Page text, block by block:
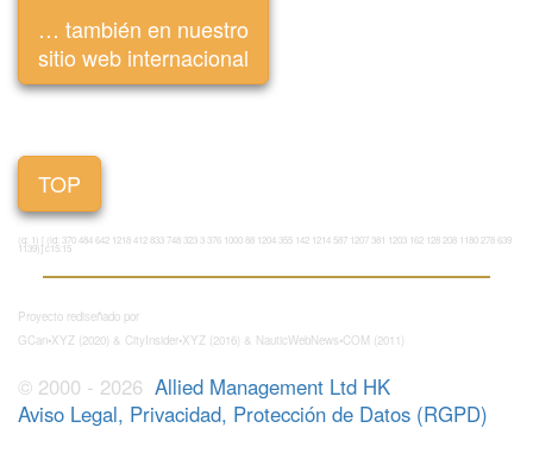
… también en nuestro
sitio web internacional
TOP
(q: 1) [ (id: 370 484 642 1218 412 833 748 323 3 376 1000 88 1204 355 142 1214 587 1207 381 1203 162 128 208 1180 278 639
1139)] c15:15
Proyecto rediseñado por
GCan•XYZ (2020) & CityInsider•XYZ (2016) & NauticWebNews•COM (2011)
© 2000 - 2026 Allied Management Ltd HK
Aviso Legal, Privacidad, Protección de Datos (RGPD)